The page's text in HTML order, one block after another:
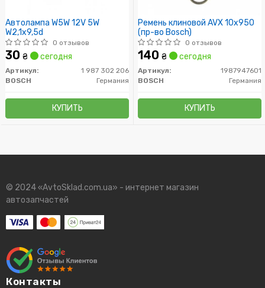
Автолампа W5W 12V 5W
W2,1x9,5d
0 отзывов
30 ₴ сегодня
Артикул:
1 987 302 206
BOSCH
Германия
КУПИТЬ
Ремень клиновой AVX 10х950
(пр-во Bosch)
0 отзывов
140 ₴ сегодня
Артикул:
1987947601
BOSCH
Германия
КУПИТЬ
© 2024 «AvtoSklad.com.ua» - интернет магазин
автозапчастей
Контакты